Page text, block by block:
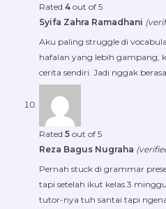
Rated 4 out of 5
Syifa Zahra Ramadhani
Aku paling struggle di
hafalan yang lebih gampang,
cerita sendiri. Jadi nggak
Rated 5 out of 5
Reza Bagus Nugraha
Pernah stuck di grammar
tapi setelah ikut kelas 3
tutor-nya tuh santai tapi